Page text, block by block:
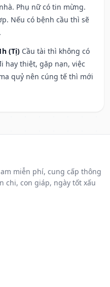
Phụ nữ có tin mừng.
Nếu có bệnh cầu thì sẽ
(Tị) Cầu tài thì không có
hay thiệt, gặp nạn, việc
quỷ nên cúng tế thì mới
miễn phí, cung cấp thông
chi, con giáp, ngày tốt xấu